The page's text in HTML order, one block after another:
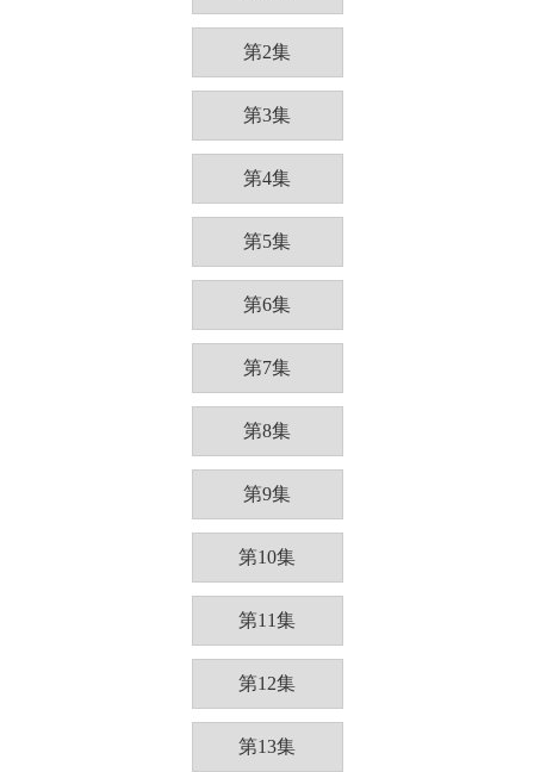
第2集
第3集
第4集
第5集
第6集
第7集
第8集
第9集
第10集
第11集
第12集
第13集